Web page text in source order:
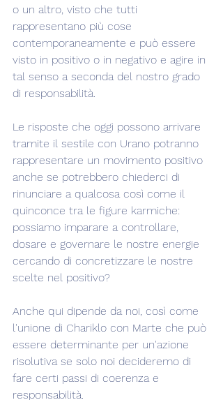
o un altro, visto che tutti
rappresentano più cose
contemporaneamente e può essere
visto in positivo o in negativo e agire in
tal senso a seconda del nostro grado
di responsabilità.
Le risposte che oggi possono arrivare
tramite il sestile con Urano potranno
rappresentare un movimento positivo
anche se potrebbero chiederci di
rinunciare a qualcosa così come il
quinconce tra le figure karmiche:
possiamo imparare a controllare,
dosare e governare le nostre energie
cercando di concretizzare le nostre
scelte nel positivo?
Anche qui dipende da noi, così come
l'unione di Chariklo con Marte che può
essere determinante per un'azione
risolutiva se solo noi decideremo di
fare certi passi di coerenza e
responsabilità.